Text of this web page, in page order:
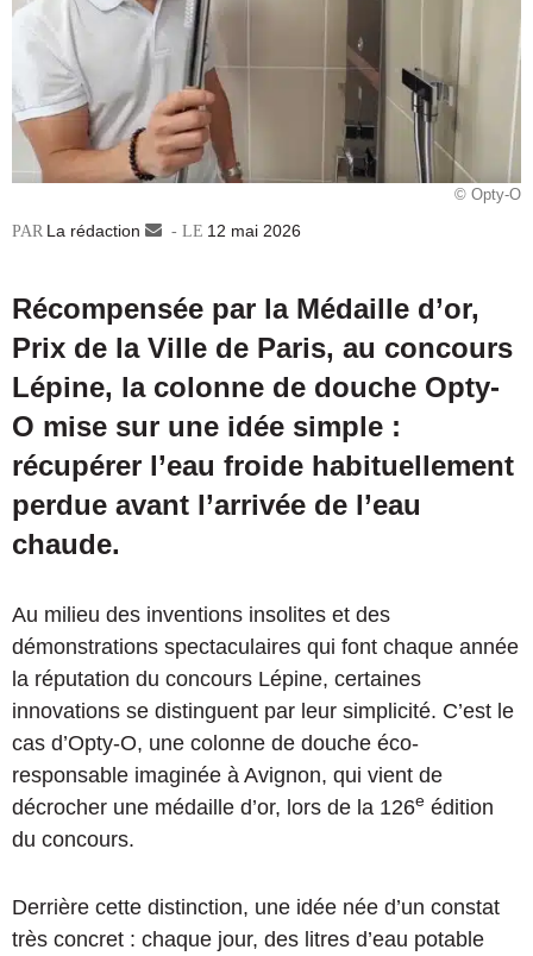
© Opty-O
La rédaction
Envoyer12 mai 2026
Récompensée par la Médaille d’or,
Prix de la Ville de Paris, au concours
Lépine, la colonne de douche Opty-
O mise sur une idée simple :
récupérer l’eau froide habituellement
perdue avant l’arrivée de l’eau
chaude.
Au milieu des inventions insolites et des
démonstrations spectaculaires qui font chaque année
la réputation du concours Lépine, certaines
innovations se distinguent par leur simplicité. C’est le
cas d’Opty-O, une colonne de douche éco-
responsable imaginée à Avignon, qui vient de
décrocher une médaille d’or, lors de la 126e édition
du concours.
Derrière cette distinction, une idée née d’un constat
très concret : chaque jour, des litres d’eau potable